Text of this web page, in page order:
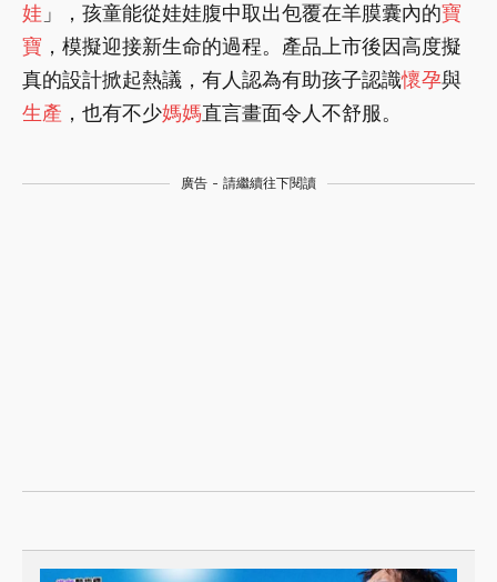
娃 」，孩童能從娃娃腹中取出包覆在羊膜囊內的寶
寶 ，模擬迎接新生命的過程。產品上市後因高度擬
真的設計掀起熱議，有人認為有助孩子認識懷孕與
生產 ，也有不少媽媽直言畫面令人不舒服。
廣告 - 請繼續往下閱讀